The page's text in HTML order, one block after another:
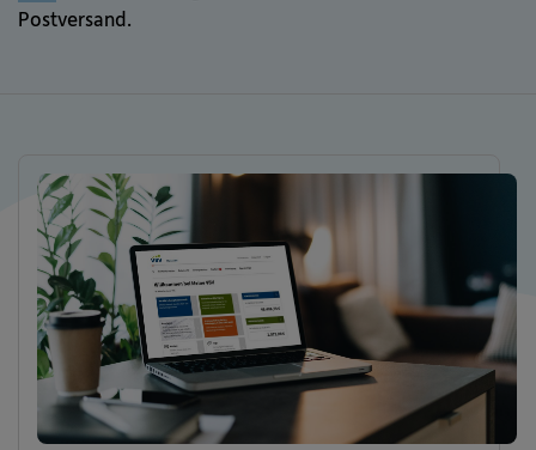
Postversand.